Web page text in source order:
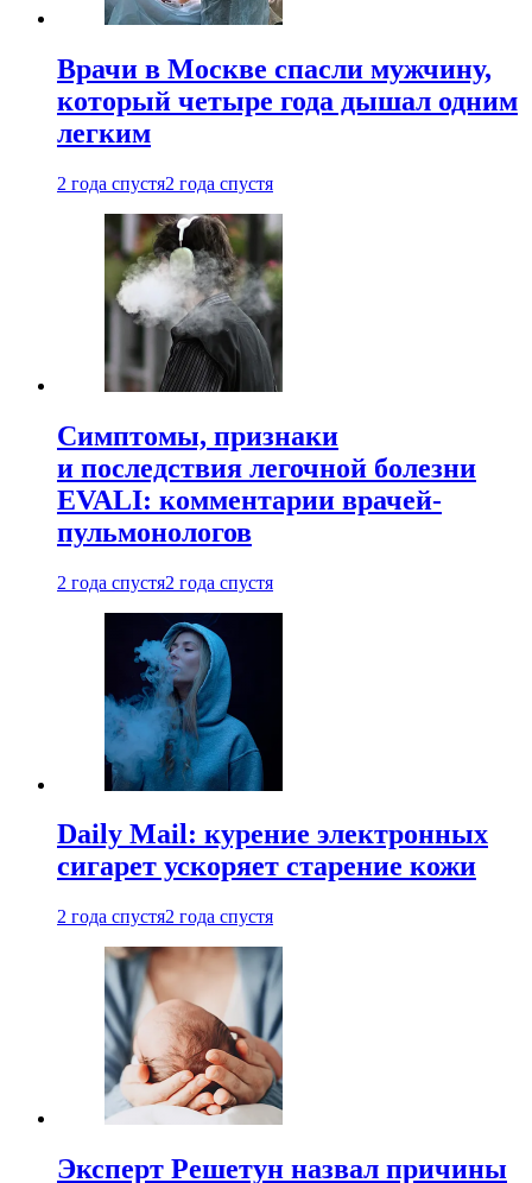
Врачи в Москве спасли мужчину,
который четыре года дышал одним
легким
2 года спустя2 года спустя
Симптомы, признаки
и последствия легочной болезни
EVALI: комментарии врачей-
пульмонологов
2 года спустя2 года спустя
Daily Mail: курение электронных
сигарет ускоряет старение кожи
2 года спустя2 года спустя
Эксперт Решетун назвал причины